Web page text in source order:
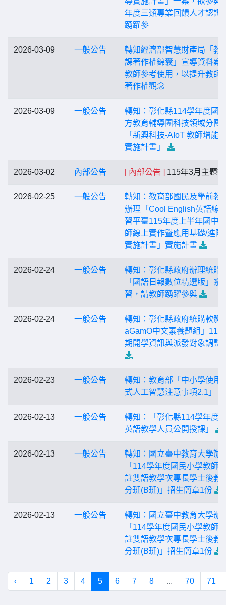
年度三類專業回饋人才認證
踴躍參
2026-03-09 一般公告
轉知經濟部智慧財產局「教
課著作權錦囊」宣導資料案
教師參考使用，以提升教師
著作權觀念
2026-03-09 一般公告
轉知：彰化縣114學年度國
方教育輔導團科技領域分團
「新興科技-AIoT 教師增能
實施計畫」
2026-03-02 內部公告 [ 內部公告 ] 115年3月主題
2026-02-25 一般公告
轉知：教育部國⺠及學前教
辦理「Cool English英語線
習平臺115年度上半年國中
師線上實作暨應用基礎/進階
實施計畫」實施計畫
2026-02-24 一般公告
轉知：彰化縣政府辦理統購
「國語日報數位精選版」系
習，請教師踴躍參與
2026-02-24 一般公告
轉知：彰化縣政府統購軟體
aGamO中文素養題組」
期開學資訊與派發對象調整
2026-02-23 一般公告
轉知：教育部「中小學使用
式人工智慧注意事項2.1」
2026-02-13 一般公告
轉知：「彰化縣114學年度
英語教學人員公開授課」
2026-02-13 一般公告
轉知：國立臺中教育大學辦
「114學年度國民小學教師
註雙語教學次專長學士後教
分班(B班)」招生簡章1份
2026-02-13 一般公告
轉知：國立臺中教育大學辦
「114學年度國民小學教師
註雙語教學次專長學士後教
分班(B班)」招生簡章1份
‹ 1 2 3 4 5 6 7 8 ... 70 71